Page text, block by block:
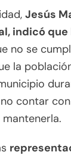
Jesús
indicó
no se
la
contar